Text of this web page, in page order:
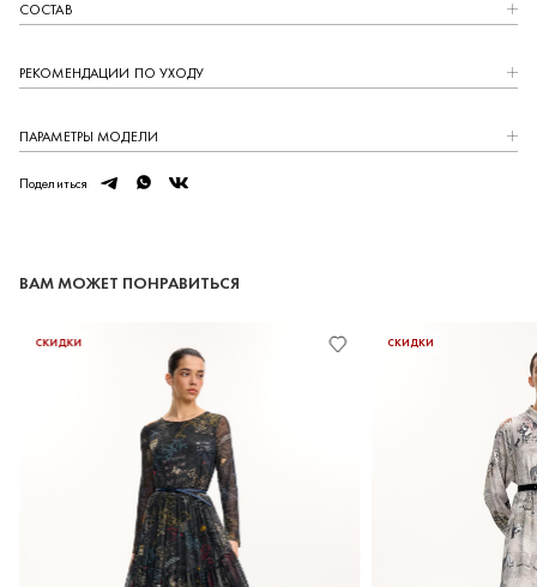
1000 БОНУСОВ ЗА МИНУТУ
и получите 1000 бонусных баллов на первый заказ.
СОСТАВ
РЕКОМЕНДАЦИИ ПО УХОДУ
ПАРАМЕТРЫ МОДЕЛИ
Поделиться telegramwhatsapp
vk
ВАМ МОЖЕТ ПОНРАВИТЬСЯ
СКИДКИ СКИДКИ